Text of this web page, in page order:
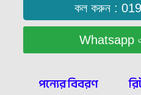
কল করুন :
Whatsapp এ
পন্যের বিবরণ